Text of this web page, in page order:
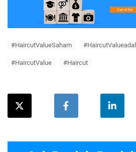
#HaircutValueSaham
#HaircutValue #Haircut